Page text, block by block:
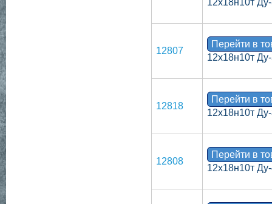
12х18н10т
12807
Перейти в
12х18н10т
12818
Перейти в
12х18н10т
12808
Перейти в
12х18н10т